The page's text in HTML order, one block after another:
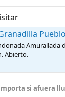
Amurallada
Abierto.
si afuera